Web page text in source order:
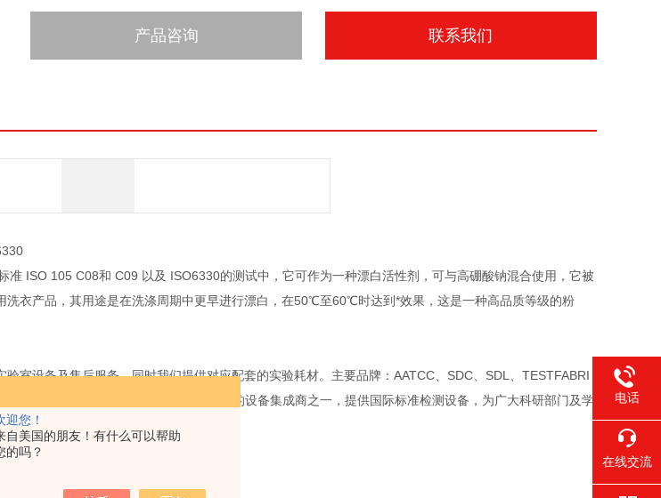
迎您！
自美国的朋友！有什么可以帮助
的吗？
产品咨询 联系我们
准 ISO 105 C08和 C09 以及 ISO6330的测试中，它可作为一种漂白活性剂，可与高硼酸钠混合使用，它被
洗衣产品，其用途是在洗涤周期中更早进行漂白，在50℃至60℃时达到*效果，这是一种高品质等级的粉
验室设备及售后服务，同时我们提供对应配套的实验耗材。主要品牌：AATCC、SDC、SDL、TESTFABRI
、TABER等等。上海品魁作为国内最大的设备集成商之一，提供国际标准检测设备，为广大科研部门及学
电话
在线交流